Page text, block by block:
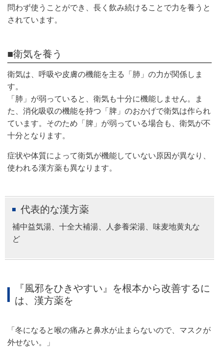
問わず使うことができ、長く飲み続けることで力を養うと
されています。
■衛気を養う
衛気は、呼吸や皮膚の機能を主る「肺」の力が関係しま
す。
「肺」が弱っていると、衛気も十分に機能しません。ま
た、消化吸収の機能を持つ「脾」のおかげで衛気は作られ
ています。そのため「脾」が弱っている場合も、衛気が不
十分となります。
症状や体質によって衛気が機能していない原因が異なり、
使われる漢方薬も異なります。
代表的な漢方薬
補中益気湯、十全大補湯、人参養栄湯、味麦地黄丸な
ど
『風邪をひきやすい』を根本から改善するに
は、漢方薬を
「冬になると喉の痛みと鼻水が止まらないので、マスクが
外せない。」